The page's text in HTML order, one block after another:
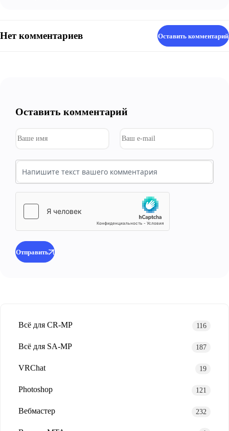
Нет комментариев Оставить комментарий
Оставить комментарий
Отправить
Всё для CR-MP 116
Всё для SA-MP 187
VRChat 19
Photoshop 121
Вебмастер 232